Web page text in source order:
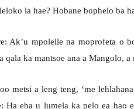
la hae? Hobane bophelo ba
Ak’u mpolelle na moprofeta o
ka mantsoe ana a Mangolo, a
metsi a leng teng, ‘me
Ha eba u lumela ka pelo ea hao